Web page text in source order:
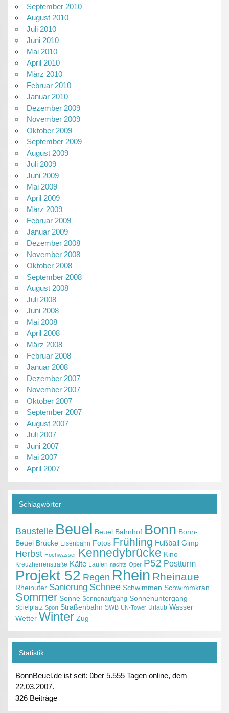
September 2010
August 2010
Juli 2010
Juni 2010
Mai 2010
April 2010
März 2010
Februar 2010
Januar 2010
Dezember 2009
November 2009
Oktober 2009
September 2009
August 2009
Juli 2009
Juni 2009
Mai 2009
April 2009
März 2009
Februar 2009
Januar 2009
Dezember 2008
November 2008
Oktober 2008
September 2008
August 2008
Juli 2008
Juni 2008
Mai 2008
April 2008
März 2008
Februar 2008
Januar 2008
Dezember 2007
November 2007
Oktober 2007
September 2007
August 2007
Juli 2007
Juni 2007
Mai 2007
April 2007
Schlagwörter
Baustelle Beuel Beuel Bahnhof Bonn Bonn-
Beuel Brücke Eisenbahn Fotos Frühling Fußball Gimp
Herbst Hochwasser Kennedybrücke Kino
Kreuzherrenstraße Kälte Laufen nachts Oper P52 Postturm
Projekt 52 Regen Rhein Rheinaue
Rheinufer Sanierung Schnee Schwimmen Schwimmkran
Sommer Sonne Sonnenaufgang Sonnenuntergang
Spielplatz Sport Straßenbahn SWB UN-Tower Urlaub Wasser
Wetter Winter Zug
Statistik
BonnBeuel.de ist seit: über 5.555 Tagen online, dem
22.03.2007.
326 Beiträge